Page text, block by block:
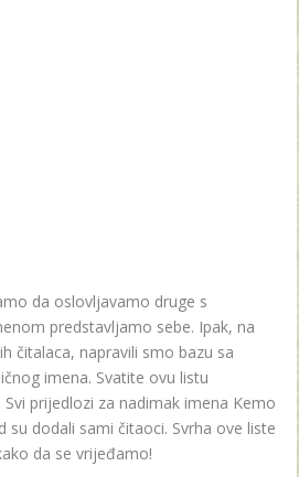
da oslovljavamo druge s
predstavljamo sebe. Ipak, na
čitalaca, napravili smo bazu sa
imena. Svatite ovu listu
prijedlozi za nadimak imena Kemo
su dodali sami čitaoci. Svrha ove liste
da se vrijeđamo!